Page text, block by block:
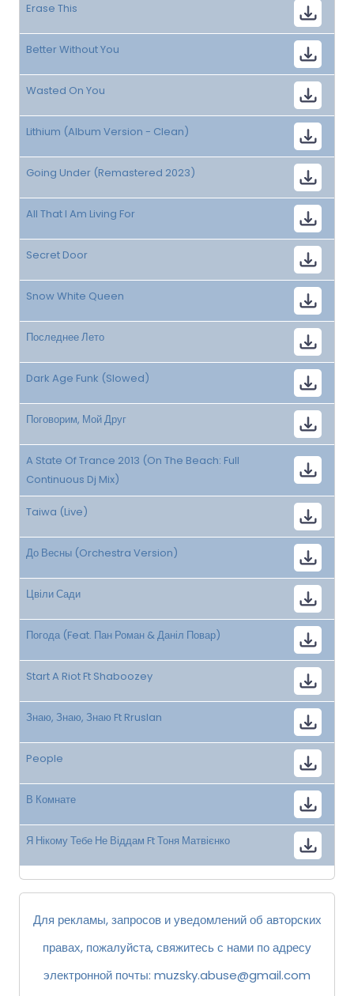
Erase This
Better Without You
Wasted On You
Lithium (Album Version - Clean)
Going Under (Remastered 2023)
All That I Am Living For
Secret Door
Snow White Queen
Последнее Лето
Dark Age Funk (Slowed)
Поговорим, Мой Друг
A State Of Trance 2013 (On The Beach: Full
Continuous Dj Mix)
Taiwa (Live)
До Весны (Orchestra Version)
Цвіли Сади
Погода (Feat. Пан Роман & Даніл Повар)
Start A Riot Ft Shaboozey
Знаю, Знаю, Знаю Ft Rruslan
People
В Комнате
Я Нікому Тебе Не Віддам Ft Тоня Матвієнко
Для рекламы, запросов и уведомлений об авторских
правах, пожалуйста, свяжитесь с нами по адресу
электронной почты: muzsky.abuse@gmail.com